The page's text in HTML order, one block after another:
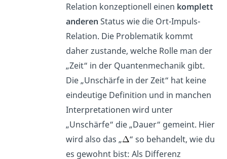
Relation konzeptionell einen komplett
anderen Status wie die Ort-Impuls-
Relation. Die Problematik kommt
daher zustande, welche Rolle man der
„Zeit“ in der Quantenmechanik gibt.
Die „Unschärfe in der Zeit“ hat keine
eindeutige Definition und in manchen
Interpretationen wird unter
„Unschärfe“ die „Dauer“ gemeint. Hier
wird also das „
“ so behandelt, wie du
es gewohnt bist: Als Differenz